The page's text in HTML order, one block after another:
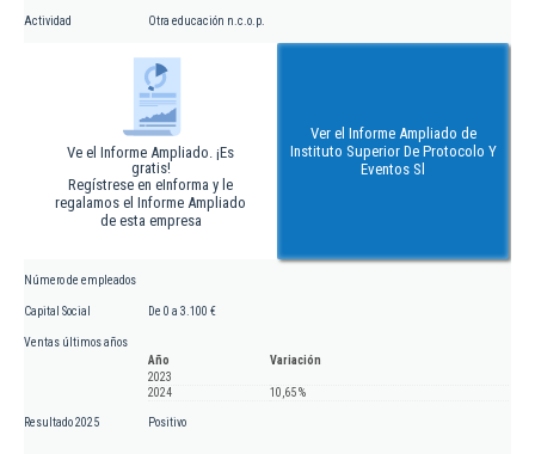
Actividad Otra educación n.c.o.p.
Ve el Informe Ampliado. ¡Es
gratis!
Regístrese en eInforma y le
regalamos el Informe Ampliado
de esta empresa
Ver el Informe Ampliado de
Instituto Superior De Protocolo Y
Eventos Sl
Número de empleados
Capital Social De 0 a 3.100 €
Ventas últimos años
Año
Variación
2023
2024
10,65 %
Resultado 2025 Positivo